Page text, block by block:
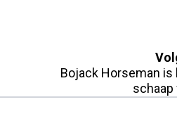
Bojack Horseman is
schaap